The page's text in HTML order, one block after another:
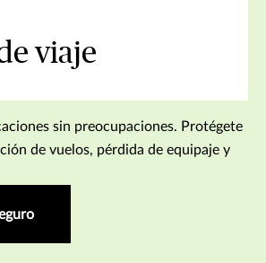
viaje
sin preocupaciones. Protégete
de vuelos, pérdida de equipaje y